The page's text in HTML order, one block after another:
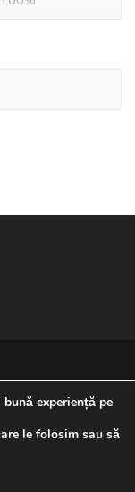
experiență pe
le folosim sau să